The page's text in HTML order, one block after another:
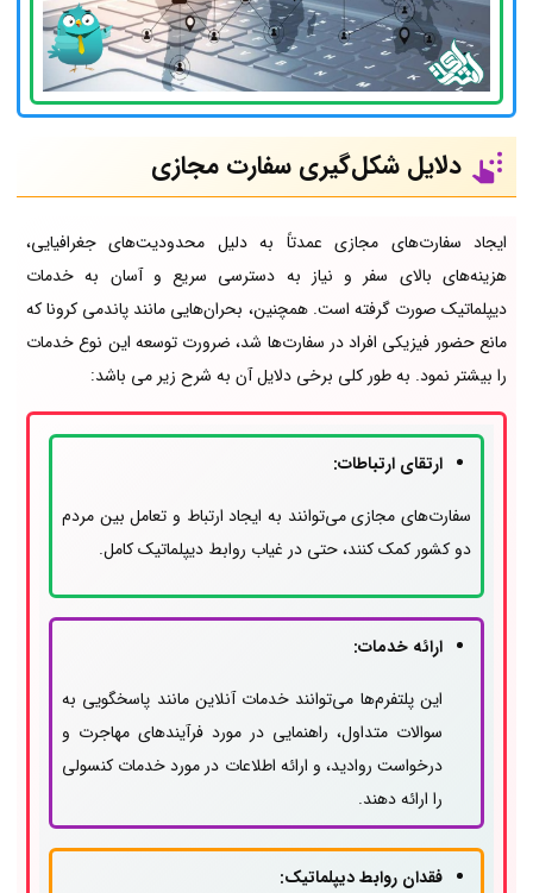
دلایل شکل‌گیری سفارت مجازی
ایجاد سفارت‌های مجازی عمدتاً به دلیل محدودیت‌های جغرافیایی،
هزینه‌های بالای سفر و نیاز به دسترسی سریع و آسان به خدمات
دیپلماتیک صورت گرفته است. همچنین، بحران‌هایی مانند پاندمی کرونا که
مانع حضور فیزیکی افراد در سفارت‌ها شد، ضرورت توسعه این نوع خدمات
را بیشتر نمود. به طور کلی برخی دلایل آن به شرح زیر می باشد:
ارتقای ارتباطات:
سفارت‌های مجازی می‌توانند به ایجاد ارتباط و تعامل بین مردم
دو کشور کمک کنند، حتی در غیاب روابط دیپلماتیک کامل.
ارائه خدمات:
این پلتفرم‌ها می‌توانند خدمات آنلاین مانند پاسخگویی به
سوالات متداول، راهنمایی در مورد فرآیندهای مهاجرت و
درخواست روادید، و ارائه اطلاعات در مورد خدمات کنسولی
را ارائه دهند.
فقدان روابط دیپلماتیک: